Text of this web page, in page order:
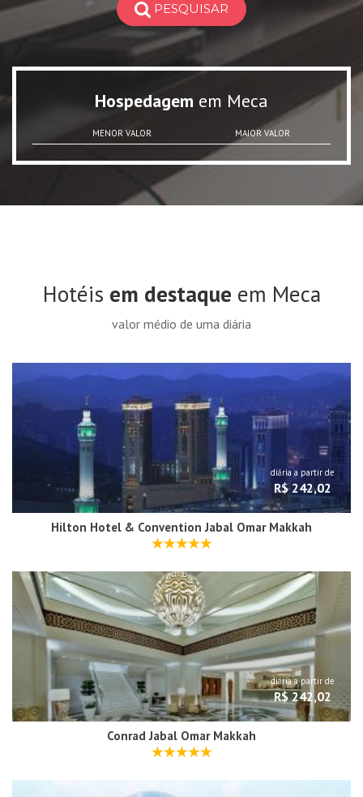
PESQUISAR
Hospedagem em Meca
MENOR VALOR MAIOR VALOR
Hotéis em destaque em Meca
valor médio de uma diária
diária a partir de
R$ 242,02
Hilton Hotel & Convention Jabal Omar Makkah
diária a partir de
R$ 242,02
Conrad Jabal Omar Makkah